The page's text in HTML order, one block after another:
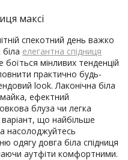
максі
спекотний день важко
елегантна спідниця
мінливих тенденцій
практично будь-
look. Лаконічна біла
ефектний
блуза чи легка
що найбільше
насолоджуйтесь
одягу довга біла спідниця
аутфіти комфортними.